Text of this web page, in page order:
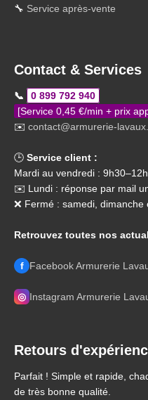
🔧 Service après-vente
Contact & Services
📞
0 899 792 940
[Service 0,45 €/min + prix
✉️ contact@armurerie-
🕒 Service client :
Mardi au vendredi :
✉️ Lundi : réponse par mail
❌ Fermé : samedi, dimanche
Retrouvez toutes nos
f Facebook Armurerie
◎ Instagram Armurerie
Retours
Parfait ! Simple et rapide,
de très bonne qualité.